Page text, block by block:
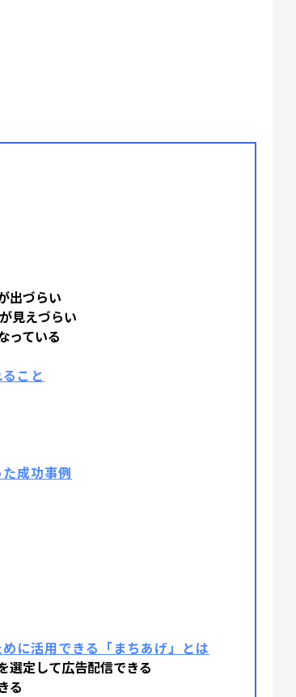
出づらい
見えづらい
っている
こと
成功事例
に活用できる「まちあげ」とは
選定して広告配信できる
る